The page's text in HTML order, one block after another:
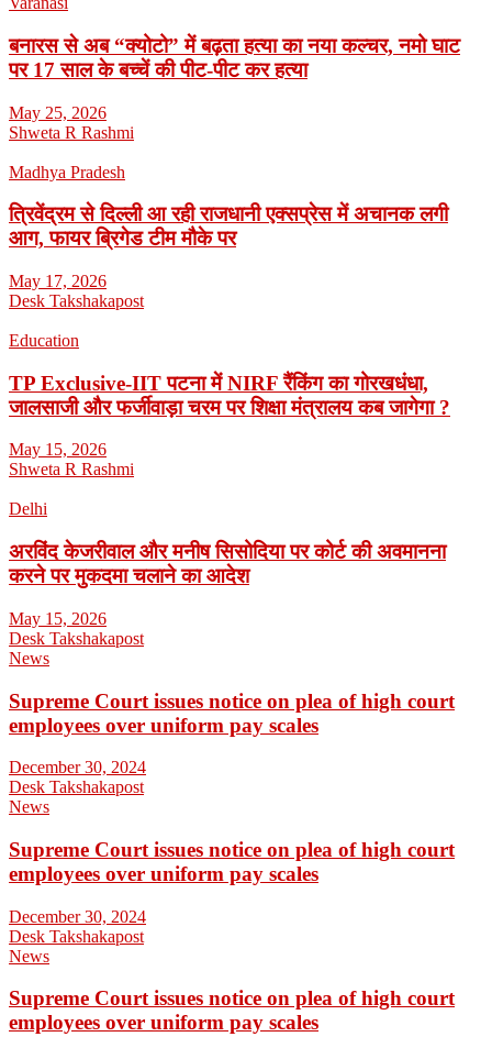
बनारस से अब “क्योटो” में बढ़ता हत्या का नया कल्चर, नमो घाट
पर 17 साल के बच्चें की पीट-पीट कर हत्या
May 25, 2026
Shweta R Rashmi
Madhya Pradesh
त्रिवेंद्रम से दिल्ली आ रही राजधानी एक्सप्रेस में अचानक लगी
आग, फायर ब्रिगेड टीम मौके पर
May 17, 2026
Desk Takshakapost
Education
TP Exclusive-IIT पटना में NIRF रैंकिंग का गोरखधंधा,
जालसाजी और फर्जीवाड़ा चरम पर शिक्षा मंत्रालय कब जागेगा ?
May 15, 2026
Shweta R Rashmi
Delhi
अरविंद केजरीवाल और मनीष सिसोदिया पर कोर्ट की अवमानना
करने पर मुकदमा चलाने का आदेश
May 15, 2026
Desk Takshakapost
News
Supreme Court issues notice on plea of high court
employees over uniform pay scales
December 30, 2024
Desk Takshakapost
News
Supreme Court issues notice on plea of high court
employees over uniform pay scales
December 30, 2024
Desk Takshakapost
News
Supreme Court issues notice on plea of high court
employees over uniform pay scales